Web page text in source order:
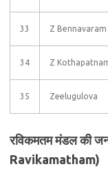
33 Z Bennavaram
34 Z
35 Zeelugulova
रविकमतम मंडल की
Ravikamatham)